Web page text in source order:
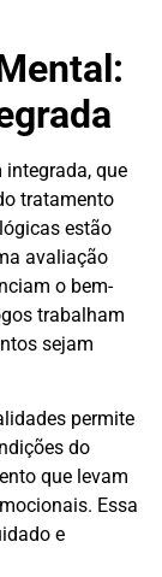
que
tratamento
estão
avaliação
o bem-
trabalham
sejam
permite
do
que levam
Essa
e